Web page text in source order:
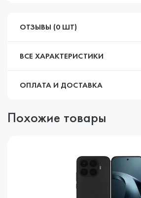
ОТЗЫВЫ (0 ШТ)
ВСЕ ХАРАКТЕРИСТИКИ
ОПЛАТА И ДОСТАВКА
Похожие товары